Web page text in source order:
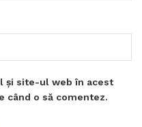
și site-ul web în acest
când o să comentez.